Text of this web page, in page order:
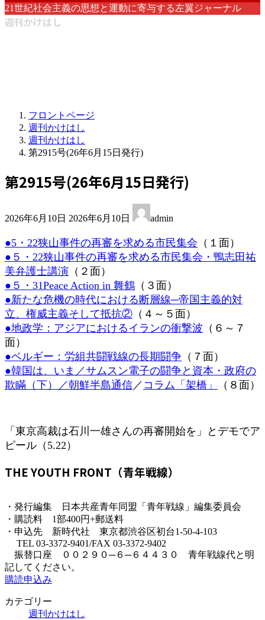
21世紀社会主義の思想と運動に寄与する左翼ジャーナル
週刊かけはし
フロントページ
週刊かけはし
週刊かけはし
第2915号(26年6月15日発行)
第2915号(26年6月15日発行)
2026年6月10日 終
新
日
時
2026年6月10日 admin
●5・22狭山事件の再審を求める市民集会 （１面）
●５・22狭山事件の再審を求める市民集会・鴨志田祐
美弁護士講演 （２面）
●５・31Peace Action in 舞鶴 （３面）
●新たな危機の時代における断層線─帝国主義的対
立、権威主義そして抵抗② （４～５面）
●地政学：アジアにおけるイランの衝撃波 （６～７
面）
●ベルギー：労組共闘戦線の長期闘争 （７面）
●韓国は、いま／サムスン電子の闘争と資本・政府の
欺瞞（下）／朝鮮半島通信 ／ コラム「架橋」 （８面）
「東京高裁は石川一雄さんの再審開始を」とデモでア
ピール（5.22）
THE YOUTH FRONT（青年戦線）
・発行編集 日本共産青年同盟「青年戦線」編集委員会
・購読料 1部400円+郵送料
・申込先 新時代社 東京都渋谷区初台1-50-4-103
TEL 03-3372-9401/FAX 03-3372-9402
振替口座 ００２９０─６─６４４３０ 青年戦線代と明
記してください。
購読申込み
カテゴリー
週刊かけはし